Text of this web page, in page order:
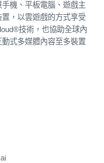
機、平板電腦、遊戲主
，以雲遊戲的方式享受
技術，也協助全球內
式多媒體內容至多裝置